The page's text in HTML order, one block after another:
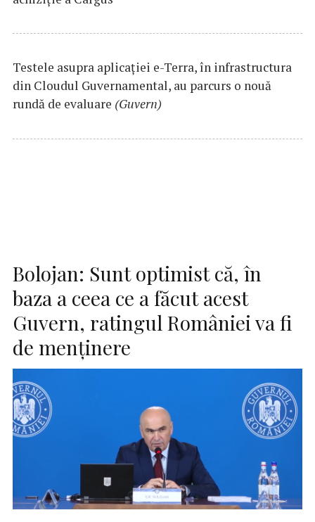
Testele asupra aplicaţiei e-Terra, în infrastructura
din Cloudul Guvernamental, au parcurs o nouă
rundă de evaluare (Guvern)
Bolojan: Sunt optimist că, în
baza a ceea ce a făcut acest
Guvern, ratingul României va fi
de menţinere